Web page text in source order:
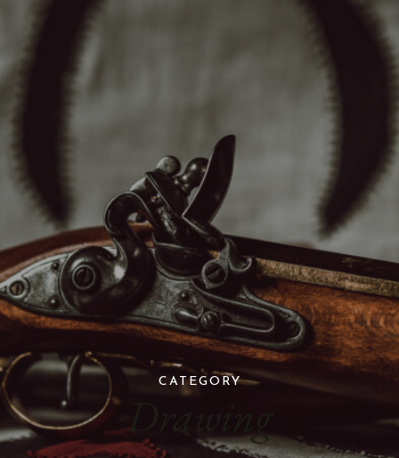
CATEGORY
Drawing